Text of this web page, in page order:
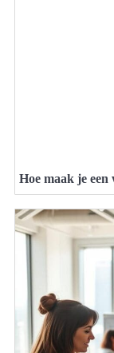
Hoe maak je een